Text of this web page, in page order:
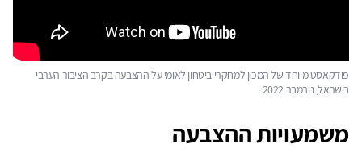
פודקאסט מיוחד של המכון למחקרי ביטחון לאומי על ההצבעה בקרב הציבור הערבי
בישראל, נובמבר 2022
משמעויות ההצבעה